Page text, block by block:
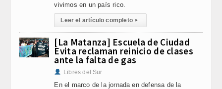
vivimos en un país rico.
Leer el artículo completo ▸
[La Matanza] Escuela de Ciudad
Evita reclaman reinicio de clases
ante la falta de gas
Libres del Sur
En el marco de la jornada en defensa de la